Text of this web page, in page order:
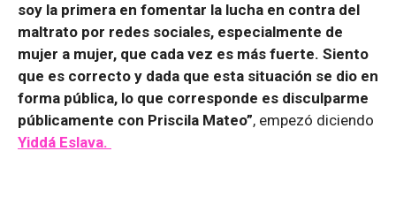
soy la primera en fomentar la lucha en contra del
maltrato por redes sociales, especialmente de
mujer a mujer, que cada vez es más fuerte. Siento
que es correcto y dada que esta situación se dio en
forma pública, lo que corresponde es disculparme
públicamente con Priscila Mateo”, empezó diciendo
Yiddá Eslava.